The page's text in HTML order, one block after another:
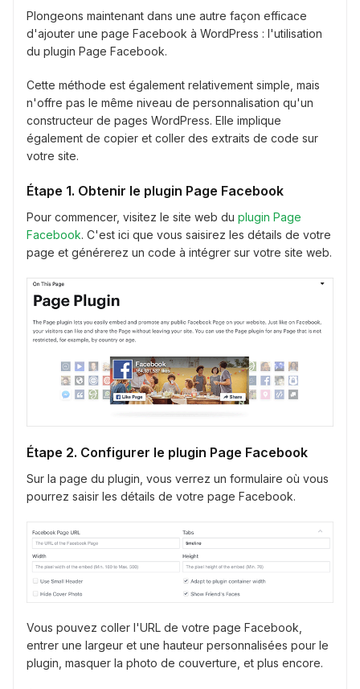
Plongeons maintenant dans une autre façon efficace
d'ajouter une page Facebook à WordPress : l'utilisation
du plugin Page Facebook.
Cette méthode est également relativement simple, mais
n'offre pas le même niveau de personnalisation qu'un
constructeur de pages WordPress. Elle implique
également de copier et coller des extraits de code sur
votre site.
Étape 1. Obtenir le plugin Page Facebook
Pour commencer, visitez le site web du plugin Page
Facebook. C'est ici que vous saisirez les détails de votre
page et générerez un code à intégrer sur votre site web.
Étape 2. Configurer le plugin Page Facebook
Sur la page du plugin, vous verrez un formulaire où vous
pourrez saisir les détails de votre page Facebook.
Vous pouvez coller l'URL de votre page Facebook,
entrer une largeur et une hauteur personnalisées pour le
plugin, masquer la photo de couverture, et plus encore.